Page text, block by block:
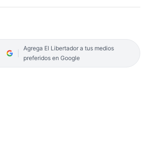
Agrega El Libertador a tus medios
preferidos en Google